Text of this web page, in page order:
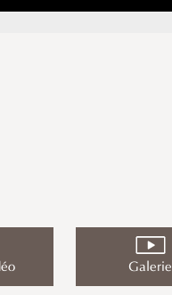
Galerie